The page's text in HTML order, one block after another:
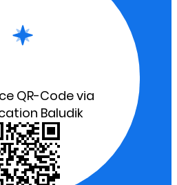
QR-Code via
Baludik